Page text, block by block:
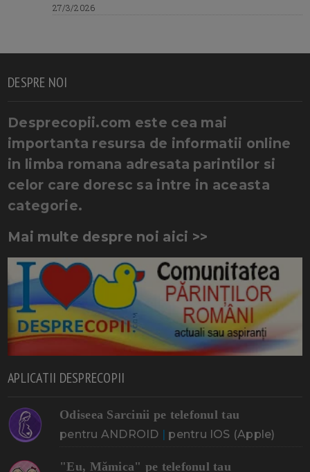
27/3/2026
DESPRE NOI
Desprecopii.com este cea mai
importanta resursa de informatii online
in limba romana adresata parintilor si
celor care doresc sa intre in aceasta
categorie.
Mai multe despre noi aici >>
APLICATII DESPRECOPII
Odiseea Sarcinii pe telefonul tau
pentru ANDROID | pentru IOS (Apple)
"Eu, Mămica" pe telefonul tau